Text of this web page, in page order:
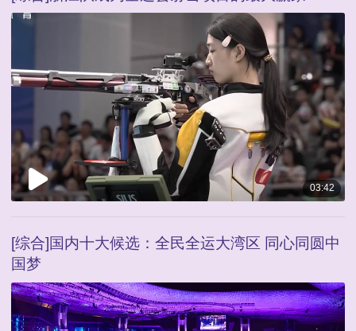
03:42
[综合]国内十大候选：全民全运大湾区 同心同圆中
国梦